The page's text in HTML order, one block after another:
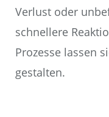
Verlust oder
schnellere
Prozesse lassen
gestalten.